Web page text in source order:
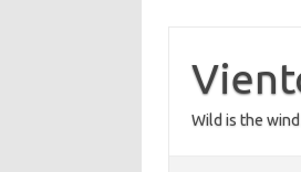
contenido
Wild is the